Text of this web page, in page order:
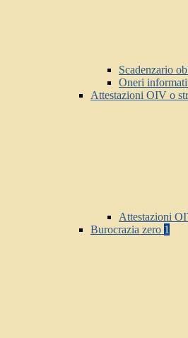
Scadenzario
Oneri
Attestazioni OIV o
Attestazioni
Burocrazia zero 1